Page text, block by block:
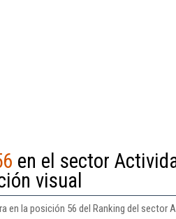
en el sector
visual
en la posición 56 del Ranking del sector